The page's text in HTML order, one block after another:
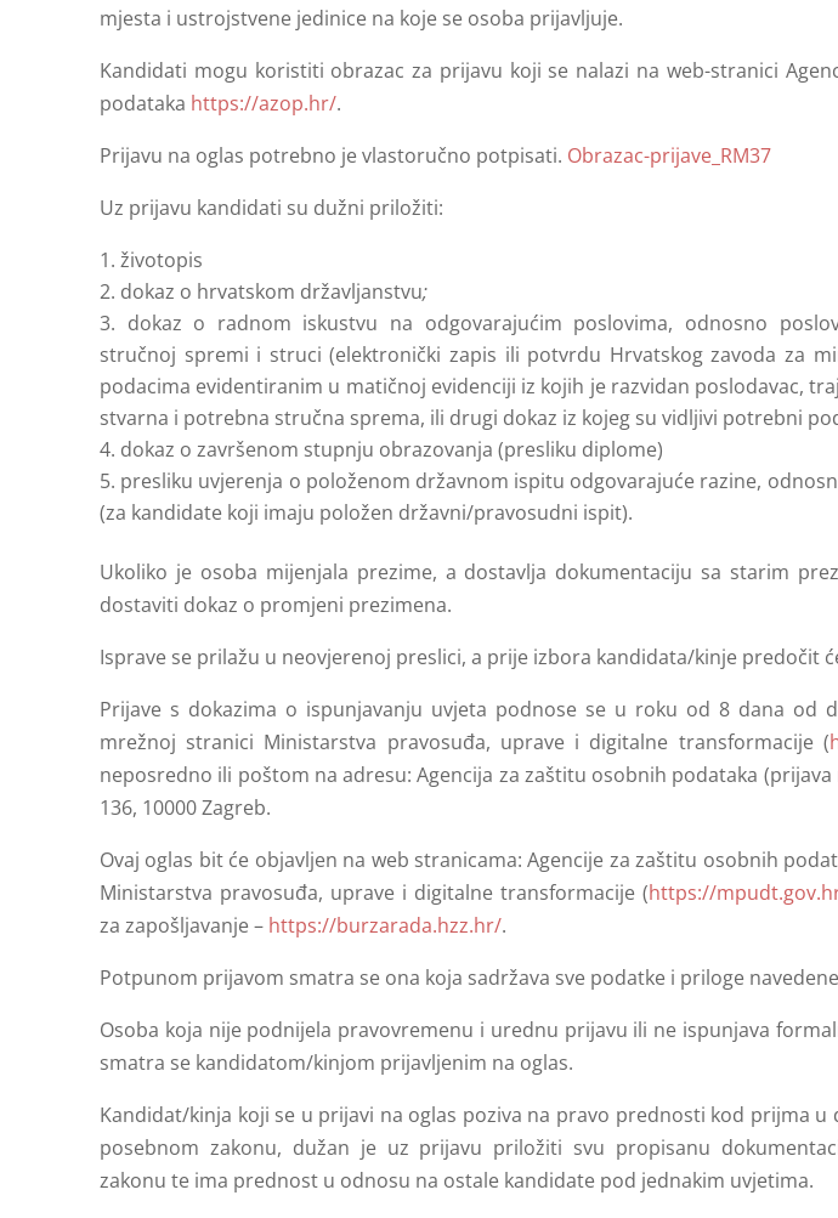
mjesta i ustrojstvene jedinice na koje se osoba prijavljuje.
Kandidati mogu koristiti obrazac za prijavu koji se nalazi na web-stranici
podataka https://azop.hr/.
Prijavu na oglas potrebno je vlastoručno potpisati. Obrazac-prijave_RM37
Uz prijavu kandidati su dužni priložiti:
životopis
dokaz o hrvatskom državljanstvu;
dokaz o radnom iskustvu na odgovarajućim poslovima, odnosno
stručnoj spremi i struci (elektronički zapis ili potvrdu Hrvatskog zavoda za
podacima evidentiranim u matičnoj evidenciji iz kojih je razvidan poslodavac,
stvarna i potrebna stručna sprema, ili drugi dokaz iz kojeg su vidljivi potrebni
dokaz o završenom stupnju obrazovanja (presliku diplome)
presliku uvjerenja o položenom državnom ispitu odgovarajuće razine,
(za kandidate koji imaju položen državni/pravosudni ispit).
Ukoliko je osoba mijenjala prezime, a dostavlja dokumentaciju sa starim
dostaviti dokaz o promjeni prezimena.
Isprave se prilažu u neovjerenoj preslici, a prije izbora kandidata/kinje predočit
Prijave s dokazima o ispunjavanju uvjeta podnose se u roku od 8 dana od
mrežnoj stranici Ministarstva pravosuđa, uprave i digitalne transformacije (
neposredno ili poštom na adresu: Agencija za zaštitu osobnih podataka (prijava
136, 10000 Zagreb.
Ovaj oglas bit će objavljen na web stranicama: Agencije za zaštitu osobnih
Ministarstva pravosuđa, uprave i digitalne transformacije (https://
za zapošljavanje – https://burzarada.hzz.hr/.
Potpunom prijavom smatra se ona koja sadržava sve podatke i priloge
Osoba koja nije podnijela pravovremenu i urednu prijavu ili ne ispunjava
smatra se kandidatom/kinjom prijavljenim na oglas.
Kandidat/kinja koji se u prijavi na oglas poziva na pravo prednosti kod prijma u
posebnom zakonu, dužan je uz prijavu priložiti svu propisanu
zakonu te ima prednost u odnosu na ostale kandidate pod jednakim uvjetima.